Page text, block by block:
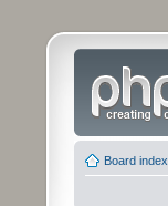
Board index